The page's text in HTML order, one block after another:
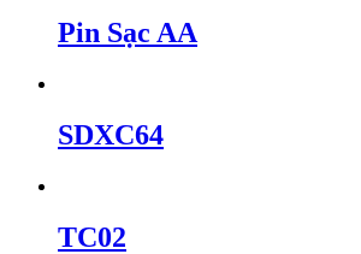
Pin Sạc AA
SDXC64
TC02